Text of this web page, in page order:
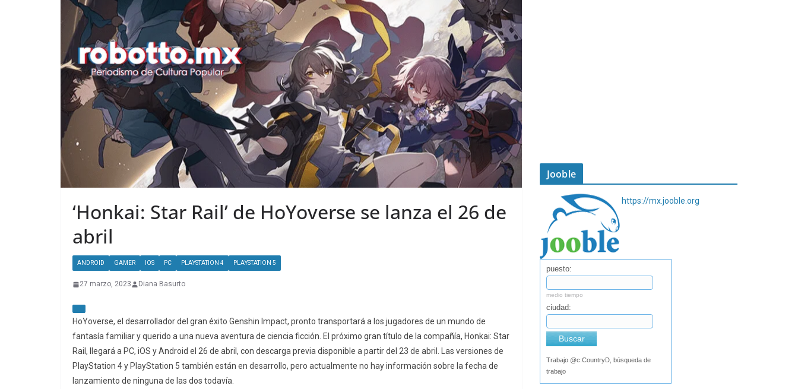
‘Honkai: Star Rail’ de HoYoverse se lanza el 26 de
abril
ANDROID GAMER IOS PC PLAYSTATION 4 PLAYSTATION 5
27 marzo, 2023 Diana Basurto
HoYoverse, el desarrollador del gran éxito Genshin Impact, pronto transportará a los jugadores de un mundo de
fantasía familiar y querido a una nueva aventura de ciencia ficción. El próximo gran título de la compañía, Honkai: Star
Rail, llegará a PC, iOS y Android el 26 de abril, con descarga previa disponible a partir del 23 de abril. Las versiones de
PlayStation 4 y PlayStation 5 también están en desarrollo, pero actualmente no hay información sobre la fecha de
lanzamiento de ninguna de las dos todavía.
Jooble
https://mx.jooble.org
puesto:
medio tiempo
ciudad:
Buscar
Trabajo @c:CountryD, búsqueda de
trabajo